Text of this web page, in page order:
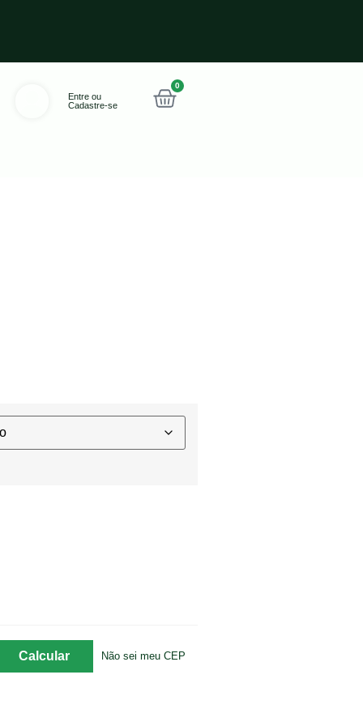
Entre ou
Cadastre-se
0
Não sei meu CEP